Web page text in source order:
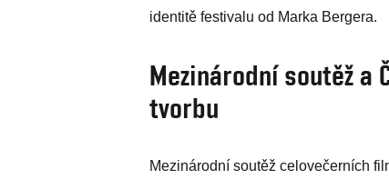
identitě festivalu od Marka Bergera.
Mezinárodní soutěž a
tvorbu
Mezinárodní soutěž celovečerních